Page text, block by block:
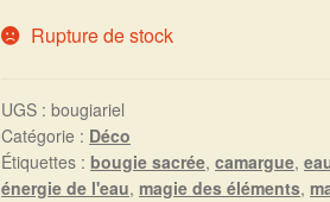
Rupture de stock
UGS :bougiariel
Catégorie : Déco
Étiquettes :bougie sacrée,camargue,
énergie de l'eau, magie des éléments,